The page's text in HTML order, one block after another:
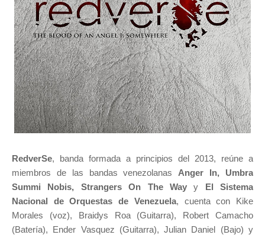
RedverSe, banda formada a principios del 2013, reúne a
miembros de las bandas venezolanas Anger In, Umbra
Summi Nobis, Strangers On The Wayy El Sistema
Nacional de Orquestas de Venezuela, cuenta con Kike
Morales (voz), Braidys Roa (Guitarra), Robert Camacho
(Batería), Ender Vasquez (Guitarra), Julian Daniel (Bajo) y